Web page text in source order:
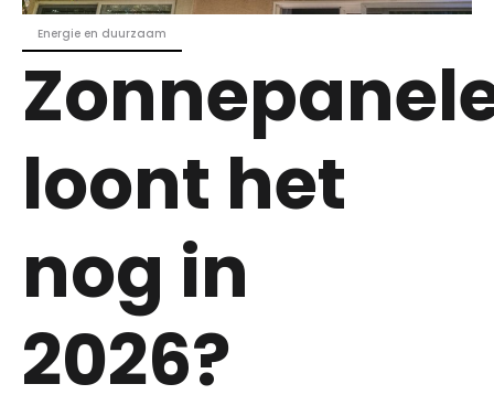
Energie en duurzaam
loont het
nog in
2026?